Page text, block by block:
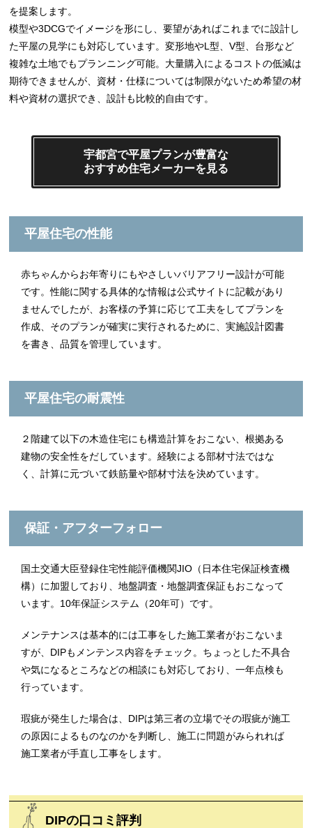
を提案します。
模型や3DCGでイメージを形にし、要望があればこれまでに設計し
た平屋の見学にも対応しています。変形地やL型、V型、台形など
複雑な土地でもプランニング可能。大量購入によるコストの低減は
期待できませんが、資材・仕様については制限がないため希望の材
料や資材の選択でき、設計も比較的自由です。
宇都宮で平屋プランが豊富な
おすすめ住宅メーカーを見る
平屋住宅の性能
赤ちゃんからお年寄りにもやさしいバリアフリー設計が可能
です。性能に関する具体的な情報は公式サイトに記載があり
ませんでしたが、お客様の予算に応じて工夫をしてプランを
作成、そのプランが確実に実行されるために、実施設計図書
を書き、品質を管理しています。
平屋住宅の耐震性
２階建て以下の木造住宅にも構造計算をおこない、根拠ある
建物の安全性をだしています。経験による部材寸法ではな
く、計算に元づいて鉄筋量や部材寸法を決めています。
保証・アフターフォロー
国土交通大臣登録住宅性能評価機関JIO（日本住宅保証検査機
構）に加盟しており、地盤調査・地盤調査保証もおこなって
います。10年保証システム（20年可）です。
メンテナンスは基本的には工事をした施工業者がおこないま
すが、DIPもメンテンス内容をチェック。ちょっとした不具合
や気になるところなどの相談にも対応しており、一年点検も
行っています。
瑕疵が発生した場合は、DIPは第三者の立場でその瑕疵が施工
の原因によるものなのかを判断し、施工に問題がみられれば
施工業者が手直し工事をします。
DIPの口コミ評判